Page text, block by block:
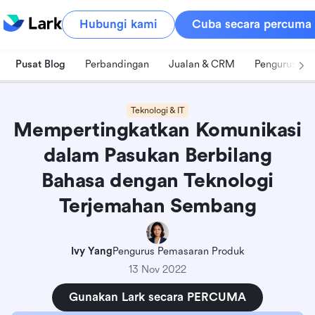
Hubungi kami Cuba secara percuma
Pusat Blog Perbandingan Jualan & CRM Pengurusan
Teknologi & IT
Mempertingkatkan Komunikasi
dalam Pasukan Berbilang
Bahasa dengan Teknologi
Terjemahan Sembang
Ivy YangPengurus Pemasaran Produk
13 Nov 2022
Gunakan Lark secara PERCUMA